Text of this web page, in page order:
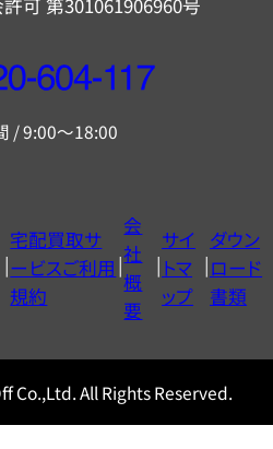
可 第301061906960号
/ 9:00～18:00
宅配買取サ
ービスご利用
規約
会
社
概
要
サイ
トマ
ップ
ダウン
ロード
書類
Co.,Ltd. All Rights Reserved.